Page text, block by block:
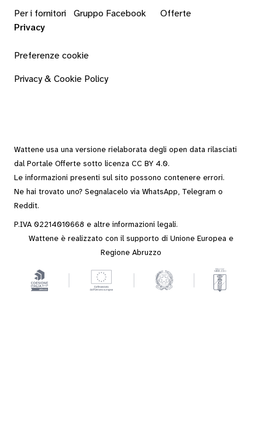
Per i fornitori Gruppo Facebook
Offerte
Privacy
Preferenze cookie
Privacy & Cookie Policy
Wattene usa una versione rielaborata degli open data rilasciati
dal Portale Offerte sotto licenza CC BY 4.0.
Le informazioni presenti sul sito possono contenere errori.
Ne hai trovato uno? Segnalacelo via WhatsApp, Telegram o
Reddit.
P.IVA 02214010668 e altre informazioni legali.
Wattene è realizzato con il supporto di Unione Europea e
Regione Abruzzo